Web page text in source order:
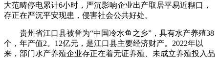
大范畴停电累计6小时，严沉影响企业出产取居平易近糊口，
存正在严沉平安现患，侵害社会公共好处。
贵州省江口县被誉为“中国冷水鱼之乡”，具有水产养殖38
个，年产值2。12亿元，是江口县主要经济财产。2022年以
来，部门水产养殖企业存正在着无证养殖、未成立养殖投入品